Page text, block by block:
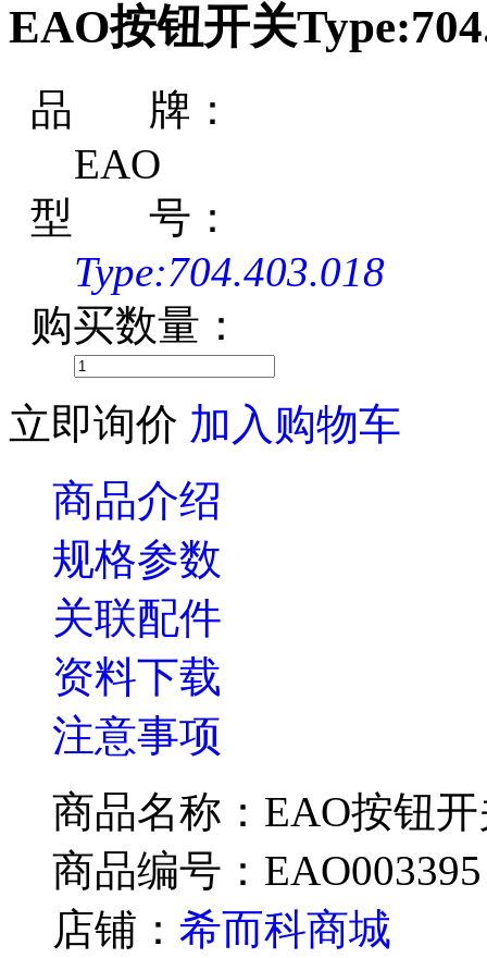
EAO按钮开关
品 牌：
EAO
型 号：
Type:704.403.018
购买数量：
立即询价 加入购物车
商品介绍
规格参数
关联配件
资料下载
注意事项
商品名称：EAO按钮开
商品编号：EAO003395
店铺： 希而科商城